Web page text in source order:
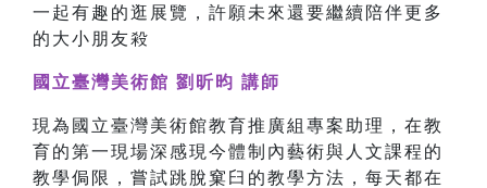
一起有趣的逛展覽，許願未來還要繼續陪伴更多
的大小朋友殺
國立臺灣美術館 劉昕昀 講師
現為國立臺灣美術館教育推廣組專案助理，在教
育的第一現場深感現今體制內藝術與人文課程的
教學侷限，嘗試跳脫窠臼的教學方法，每天都在